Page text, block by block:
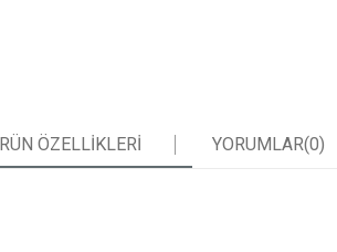
ÖZELLIKLERI YORUMLAR(0)